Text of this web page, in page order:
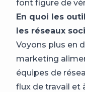
font figure de
En quoi les
les réseaux
Voyons plus en
marketing
équipes de
flux de travail et